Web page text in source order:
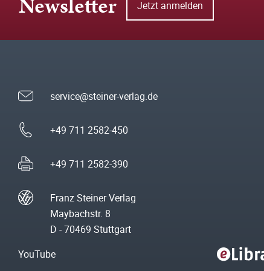
Newsletter Jetzt anmelden
service@steiner-verlag.de
+49 711 2582-450
+49 711 2582-390
Franz Steiner Verlag
Maybachstr. 8
D - 70469 Stuttgart
YouTube